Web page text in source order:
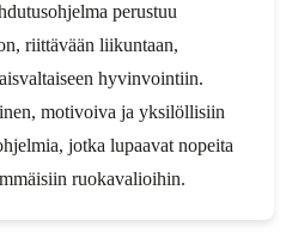
perustuu
riittävään liikuntaan,
hyvinvointiin.
motivoiva ja yksilöllisiin
jotka lupaavat nopeita
ruokavalioihin.